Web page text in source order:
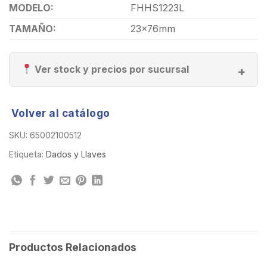
MODELO:
FHHS1223L
TAMAÑO:
23x76mm
Ver stock y precios por sucursal
Volver al catálogo
SKU: 65002100512
Etiqueta: Dados y Llaves
Productos Relacionados